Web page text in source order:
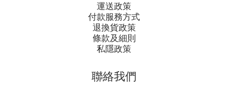
運送政策
付款服務方式
退換貨政策
條款及細則
私隱政策
聯絡我們